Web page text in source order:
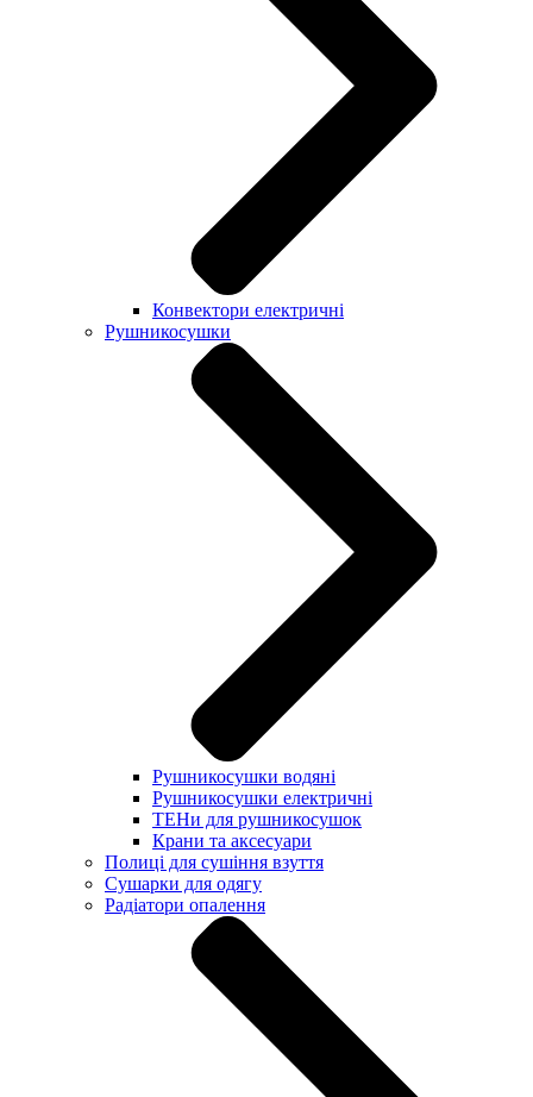
Конвектори електричні
Рушникосушки
Рушникосушки водяні
Рушникосушки електричні
ТЕНи для рушникосушок
Крани та аксесуари
Полиці для сушіння взуття
Сушарки для одягу
Радіатори опалення